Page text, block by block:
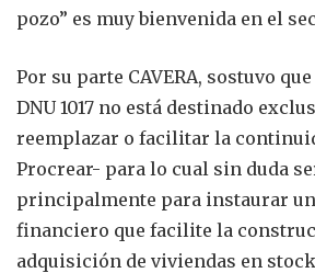
pozo” es muy bienvenida en el
Por su parte CAVERA, sostuvo
DNU 1017 no está destinado
reemplazar o facilitar la
Procrear- para lo cual sin duda
principalmente para instaurar
financiero que facilite la
adquisición de viviendas en